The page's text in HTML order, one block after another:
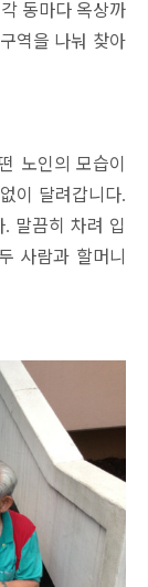
각 동마다 옥상까
역을 나눠 찾아
노인의 모습이
이 달려갑니다.
. 말끔히 차려 입
두 사람과 할머니